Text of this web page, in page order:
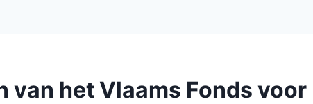
van het Vlaams Fonds voor